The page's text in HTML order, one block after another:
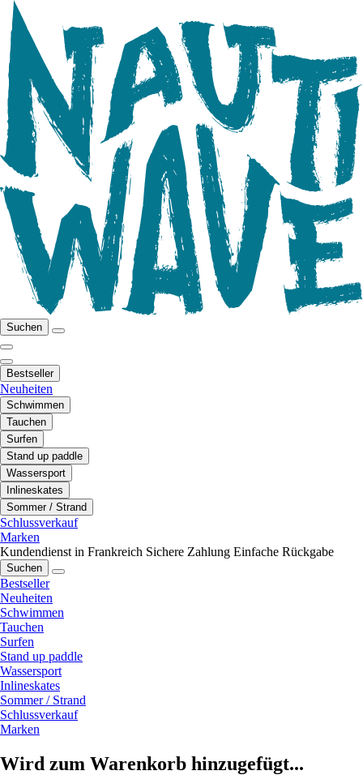
Suchen
Bestseller
Neuheiten
Schwimmen
Tauchen
Surfen
Stand up paddle
Wassersport
Inlineskates
Sommer / Strand
Schlussverkauf
Marken
Kundendienst in Frankreich Sichere Zahlung Einfache Rückgabe
Suchen
Bestseller
Neuheiten
Schwimmen
Tauchen
Surfen
Stand up paddle
Wassersport
Inlineskates
Sommer / Strand
Schlussverkauf
Marken
Wird zum Warenkorb hinzugefügt...